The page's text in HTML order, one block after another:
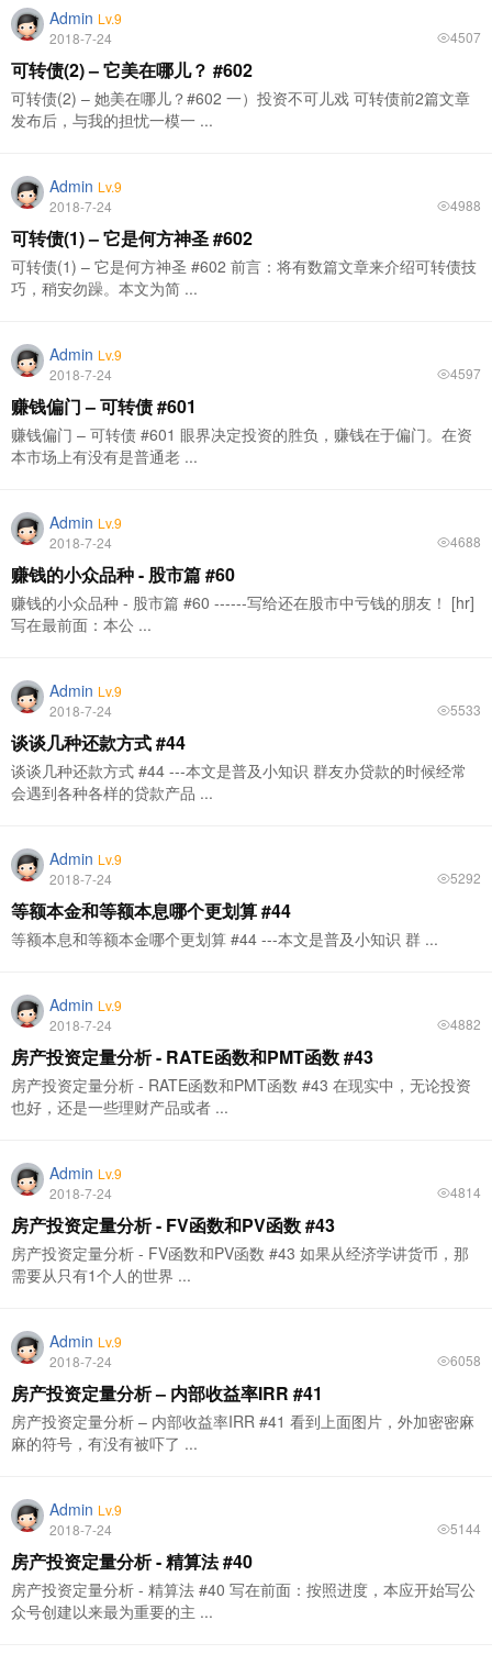
Admin Lv.9
2018-7-24
4507
可转债(2) – 它美在哪儿？ #602
可转债(2) – 她美在哪儿？#602 一）投资不可儿戏 可转债前2篇文章
发布后，与我的担忧一模一 ...
Admin Lv.9
2018-7-24
4988
可转债(1) – 它是何方神圣 #602
可转债(1) – 它是何方神圣 #602 前言：将有数篇文章来介绍可转债技
巧，稍安勿躁。本文为简 ...
Admin Lv.9
2018-7-24
4597
赚钱偏门 – 可转债 #601
赚钱偏门 – 可转债 #601 眼界决定投资的胜负，赚钱在于偏门。在资
本市场上有没有是普通老 ...
Admin Lv.9
2018-7-24
4688
赚钱的小众品种 - 股市篇 #60
赚钱的小众品种 - 股市篇 #60 ------写给还在股市中亏钱的朋友！ [hr]
写在最前面：本公 ...
Admin Lv.9
2018-7-24
5533
谈谈几种还款方式 #44
谈谈几种还款方式 #44 ---本文是普及小知识 群友办贷款的时候经常
会遇到各种各样的贷款产品 ...
Admin Lv.9
2018-7-24
5292
等额本金和等额本息哪个更划算 #44
等额本息和等额本金哪个更划算 #44 ---本文是普及小知识 群 ...
Admin Lv.9
2018-7-24
4882
房产投资定量分析 - RATE函数和PMT函数 #43
房产投资定量分析 - RATE函数和PMT函数 #43 在现实中，无论投资
也好，还是一些理财产品或者 ...
Admin Lv.9
2018-7-24
4814
房产投资定量分析 - FV函数和PV函数 #43
房产投资定量分析 - FV函数和PV函数 #43 如果从经济学讲货币，那
需要从只有1个人的世界 ...
Admin Lv.9
2018-7-24
6058
房产投资定量分析 – 内部收益率IRR #41
房产投资定量分析 – 内部收益率IRR #41 看到上面图片，外加密密麻
麻的符号，有没有被吓了 ...
Admin Lv.9
2018-7-24
5144
房产投资定量分析 - 精算法 #40
房产投资定量分析 - 精算法 #40 写在前面：按照进度，本应开始写公
众号创建以来最为重要的主 ...